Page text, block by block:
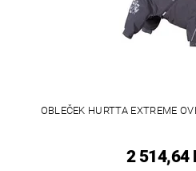
OBLEČEK HURTTA EXTREME
2 514,64